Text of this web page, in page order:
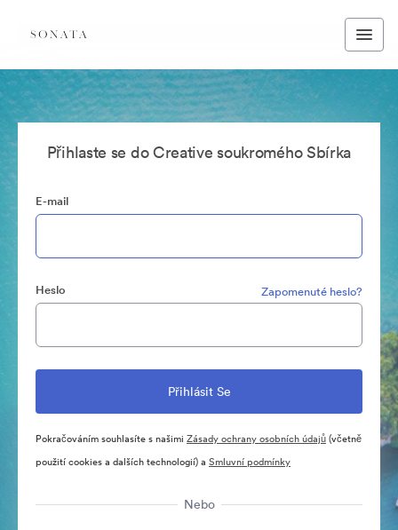
Přihlaste se do Creative soukromého Sbírka
E-mail
Heslo Zapomenuté heslo?
Pokračováním souhlasíte s našimi Zásady ochrany osobních údajů(včetně
použití cookies a dalších technologií) a Smluvní podmínky
Nebo